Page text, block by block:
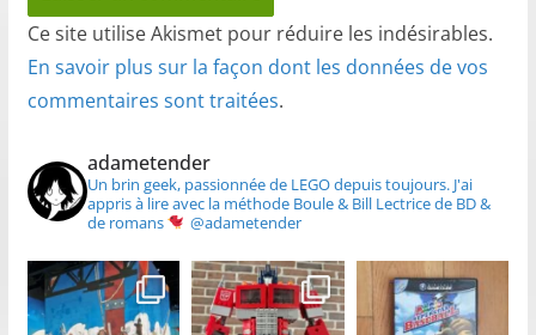
Ce site utilise Akismet pour réduire les indésirables.
En savoir plus sur la façon dont les données de vos
commentaires sont traitées.
adametender
Un brin geek, passionnée de LEGO depuis toujours.J'ai
appris à lire avec la méthode Boule & Bill Lectrice de BD &
de romans
@adametender